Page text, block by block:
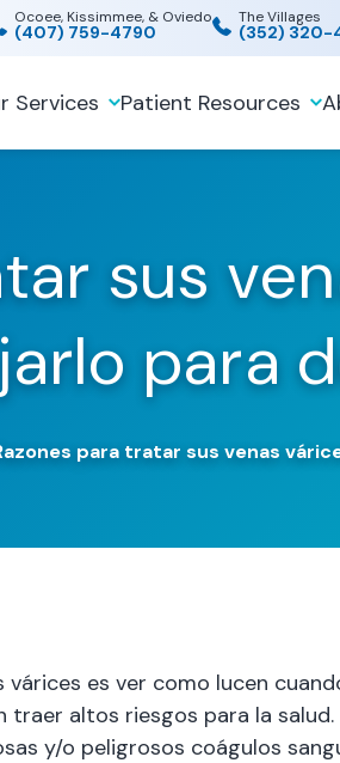
Ocoee, Kissimmee, & Oviedo
(407) 759-4790
The Villages
(352) 320-
Services Patient Resources
sus
para
para tratar sus venas
es ver como lucen
altos riesgos para la salud.
y/o peligrosos coágulos